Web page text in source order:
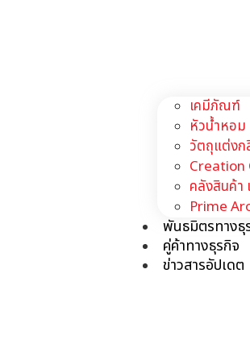
เคมีภัณฑ์
หัวน้ำหอม
วัตถุแต่งก
Creation
คลังสินค้า
Prime
พันธมิตรทางธุ
คู่ค้าทางธุรกิจ
ข่าวสารอัปเดต